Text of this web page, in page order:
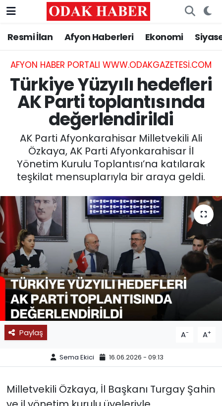
Resmi İlan Afyon Haberleri Ekonomi
AFYON HABER PORTALI WWW.ODAKGAZETESI.COM
Türkiye Yüzyılı hedefleri
AK Parti toplantısında
değerlendirildi
AK Parti Afyonkarahisar Milletvekili Ali
Özkaya, AK Parti Afyonkarahisar İl
Yönetim Kurulu Toplantısı’na katılarak
teşkilat mensuplarıyla bir araya geldi.
Paylaş A- A+
Sema Ekici 16.06.2026 - 09:13
Milletvekili Özkaya, İl Başkanı Turgay Şahin
AFYONKARAHİSAR HABERLERİ
Resmi İlan
ASAYİŞ
GÜNCEL
SİYASET
EĞİTİM
SAĞLIK
SPOR
11:11 MANŞET
Afyonkarahisar Nöbetçi Eczaneler
Afyonkarahisar Hava Durumu
Afyonkarahisar Namaz Vakitleri
Afyonkarahisar Trafik Yoğunluk Haritası
Süper Lig Puan Durumu ve Fikstür
Tüm Manşetler
Haber Arşivi